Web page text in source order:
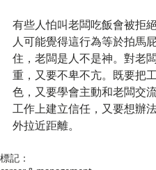
有些人怕叫老闆吃飯會被拒
人可能覺得這行為等於拍馬
住，老闆是人不是神。對老
重，又要不卑不亢。既要把
色，又要學會主動和老闆交
工作上建立信任，又要想辦
外拉近距離。
標記：